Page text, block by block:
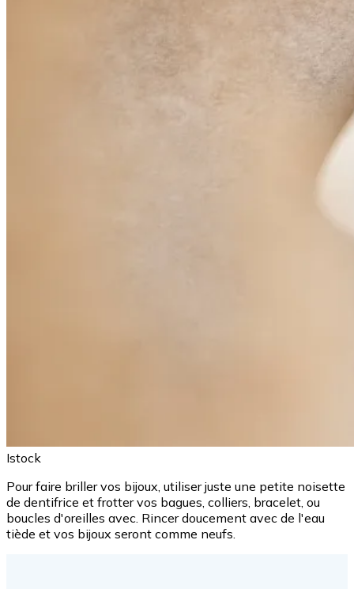
Istock
Pour faire briller vos bijoux, utiliser juste une petite noisette
de dentifrice et frotter vos bagues, colliers, bracelet, ou
boucles d'oreilles avec. Rincer doucement avec de l'eau
tiède et vos bijoux seront comme neufs.